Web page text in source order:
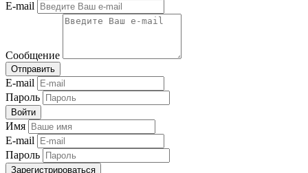
E-mail
Сообщение
Отправить
E-mail
Пароль
Войти
Имя
E-mail
Пароль
Зарегистрироваться